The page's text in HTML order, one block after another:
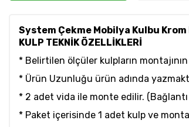
System Çekme Mobilya Kulbu
KULP TEKNİK ÖZELLİKLERİ
* Belirtilen ölçüler kulpların
* Ürün Uzunluğu ürün adında
* 2 adet vida ile monte edilir.
* Paket içerisinde 1 adet kulp ve